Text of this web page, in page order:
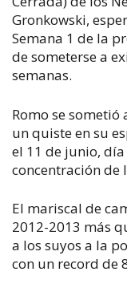
Gronkowski,
Semana 1 de la
de someterse a
semanas.
Romo se
un quiste en su
el 11 de junio,
concentración de
El mariscal de
2012-2013 más
a los suyos a la
con un record de